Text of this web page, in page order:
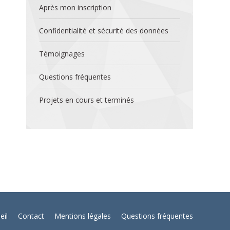
Après mon inscription
Confidentialité et sécurité des données
Témoignages
Questions fréquentes
Projets en cours et terminés
Contact Mentions légales Questions fréquentes